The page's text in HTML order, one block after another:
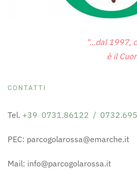
"...dal 1997,
è il
CONTATTI
Tel. +39 0731.86122 /
PEC: parcogolarossa@emarche.it
Mail: info@parcogolarossa.it